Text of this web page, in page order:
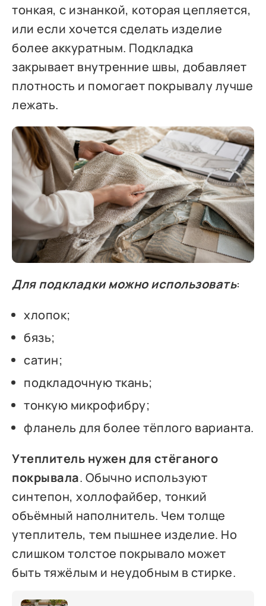
тонкая, с изнанкой, которая цепляется,
или если хочется сделать изделие
более аккуратным. Подкладка
закрывает внутренние швы, добавляет
плотность и помогает покрывалу лучше
лежать.
Для подкладки можно использовать:
хлопок;
бязь;
сатин;
подкладочную ткань;
тонкую микрофибру;
фланель для более тёплого варианта.
Утеплитель нужен для стёганого
покрывала. Обычно используют
синтепон, холлофайбер, тонкий
объёмный наполнитель. Чем толще
утеплитель, тем пышнее изделие. Но
слишком толстое покрывало может
быть тяжёлым и неудобным в стирке.